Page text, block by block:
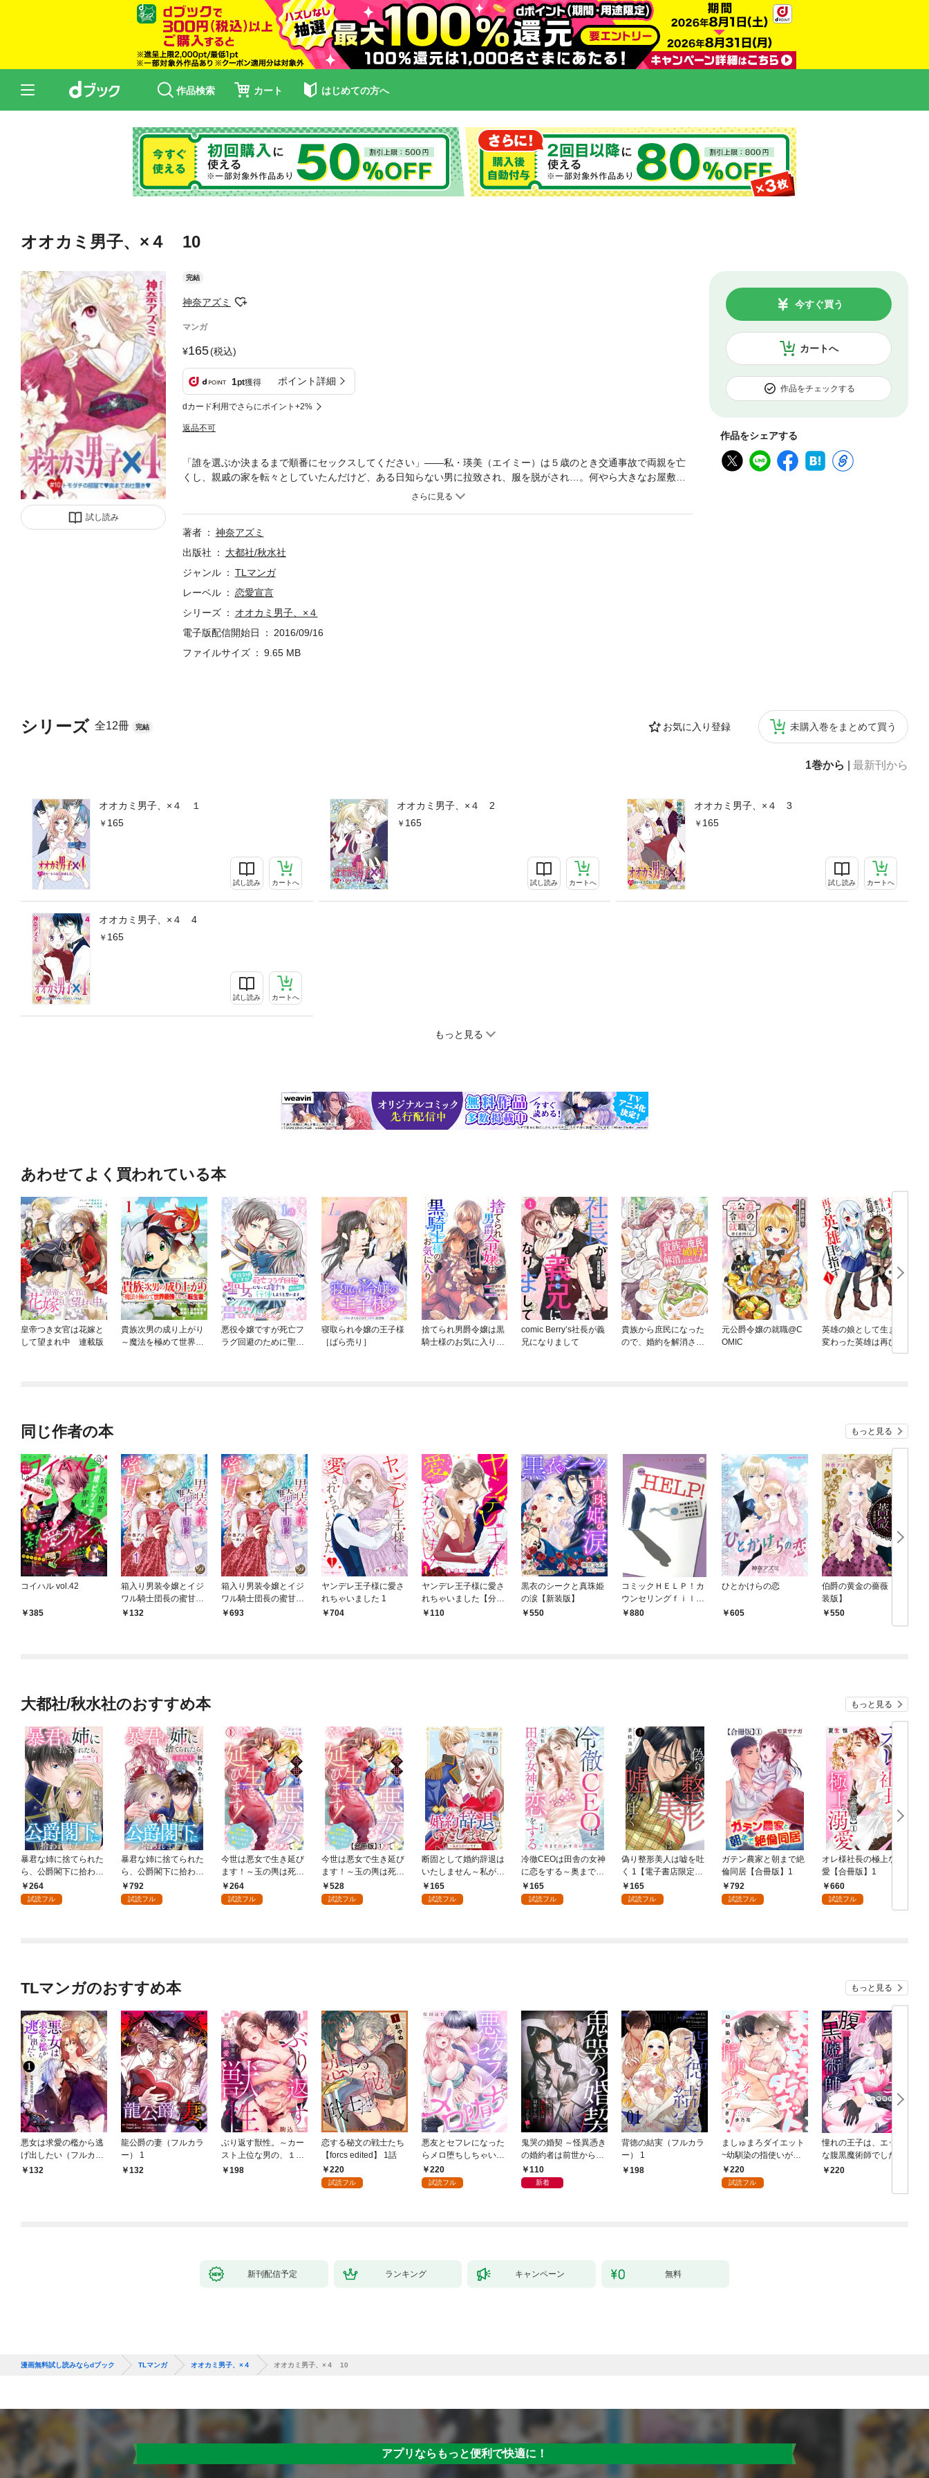
作品検索 カート はじめての方へ
オオカミ男子、×４ 10
試し読み
完結
神奈アズミ
マンガ
165(税込)
1pt獲得 ポイント詳細
dカード利用でさらにポイント+2%
返品不可
カートへ
今すぐ買う
作品をチェックする
作品をシェアする
シリーズ 全12冊 完結 お気に入り登録 未購入巻をまとめて買う
1巻から 最新刊から
オオカミ男子、×４ １
165
試し読み カートへ
オオカミ男子、×４ 2
165
試し読み カートへ
オオカミ男子、×４ 3
165
試し読み カートへ
オオカミ男子、×４ 4
165
試し読み カートへ
もっと見る
「誰を選ぶか決まるまで順番にセックスしてください」――私・瑛美（エイミー）は５歳のとき交通事故で両親を亡
くし、親戚の家を転々としていたんだけど、ある日知らない男に拉致され、服を脱がされ…。何やら大きなお屋敷に
連れてこられちゃった!! このお屋敷の亡くなった当主の遺言で、私が相続人になっているらしいんだけど…当主の息
著者
神奈アズミ
出版社
大都社/秋水社
ジャンル
TLマンガ
レーベル
恋愛宣言
シリーズ
オオカミ男子、×４
電子版配信開始日
2016/09/16
ファイルサイズ
9.65 MB
あわせてよく買われている本
皇帝つき女官は花嫁と
して望まれ中 連載版
貴族次男の成り上がり
～魔法を極めて世界最
悪役令嬢ですが死亡フ
ラグ回避のために聖女
寝取られ令嬢の王子様
［ばら売り］
捨てられ男爵令嬢は黒
騎士様のお気に入り
comic Berry’s社長が義
兄になりまして
貴族から庶民になった
ので、婚約を解消され
元公爵令嬢の就職@C
OMIC
英雄の娘として生まれ
変わった英雄は再び英
同じ作者の本 もっと見る
コイハル vol.42
385
箱入り男装令嬢とイジ
ワル騎士団長の蜜甘レ
ッスン【分冊版】1
132
箱入り男装令嬢とイジ
ワル騎士団長の蜜甘レ
ッスン
693
ヤンデレ王子様に愛さ
れちゃいました 1
704
ヤンデレ王子様に愛さ
れちゃいました【分冊
版】1話
110
黒衣のシークと真珠姫
の涙【新装版】
550
コミックＨＥＬＰ！カ
ウンセリングｆｉｌｅ
０１880
ひとかけらの恋
605
伯爵の黄金の薔薇【新
装版】
550
大都社/秋水社のおすすめ本 もっと見る
暴君な姉に捨てられた
ら、公爵閣下に拾われ
ました 1 美しき姉暴君
ジャクリーン【電子限
264
試読フル
暴君な姉に捨てられた
ら、公爵閣下に拾われ
ました【合冊版】1
792
試読フル
今世は悪女で生き延び
ます！～玉の輿は死亡
フラグなので、落ちこ
ぼれを婿にします～ 1
264
試読フル
今世は悪女で生き延び
ます！～玉の輿は死亡
フラグなので、落ちこ
ぼれを婿にします～
528
試読フル
断固として婚約辞退は
いたしません～私がヒ
ロインです～ 1【電子
版特典付き】
165
試読フル
冷徹CEOは田舎の女神
に恋をする～奥まで溶
かす深い熱愛～ 1
165
試読フル
偽り整形美人は嘘を吐
く 1【電子書店限定特
典付き】
165
試読フル
ガテン農家と朝まで絶
倫同居【合冊版】1
792
試読フル
オレ様社長の極上な溺
愛【合冊版】1
660
試読フル
TLマンガのおすすめ本 もっと見る
悪女は求愛の檻から逃
げ出したい（フルカラ
ー） 1
132
龍公爵の妻（フルカラ
ー） 1
132
ぶり返す獣性。～カー
スト上位な男の、１０
年越しの激愛１
198
恋する秘文の戦士たち
【forcs edited】 1話
220
試読フル
悪友とセフレになった
らメロ堕ちしちゃいそ
う(1)
220
試読フル
鬼哭の婚契 ～怪異憑き
の婚約者は前世からの
執愛で私を蝕む～
（1）
110
新着
背徳の結実（フルカラ
ー） 1
198
ましゅまろダイエット
~幼馴染の指使いがエ
ッチすぎる！~(1)
220
試読フル
憧れの王子は、エッチ
な腹黒魔術師でした～
閨指導係なのに、彼の
220
新刊配信予定 ランキング キャンペーン 無料
漫画無料試し読みならdブック TLマンガ オオカミ男子、×４ オオカミ男子、×４ 10
アプリならもっと便利で快適に！